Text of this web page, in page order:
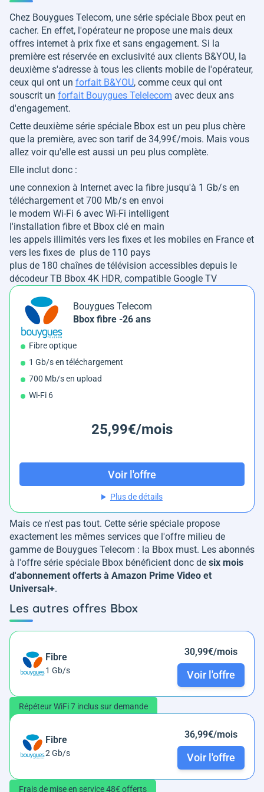
Chez Bouygues Telecom, une série spéciale Bbox peut en
cacher. En effet, l'opérateur ne propose une mais deux
offres internet à prix fixe et sans engagement. Si la
première est réservée en exclusivité aux clients B&YOU, la
deuxième s'adresse à tous les clients mobile de l'opérateur,
ceux qui ont un forfait B&YOU, comme ceux qui ont
souscrit un forfait Bouygues Telelecom avec deux ans
d'engagement.
Cette deuxième série spéciale Bbox est un peu plus chère
que la première, avec son tarif de 34,99€/mois. Mais vous
allez voir qu'elle est aussi un peu plus complète.
Elle inclut donc :
une connexion à Internet avec la fibre jusqu'à 1 Gb/s en
téléchargement et 700 Mb/s en envoi
le modem Wi-Fi 6 avec Wi-Fi intelligent
l'installation fibre et Bbox clé en main
les appels illimités vers les fixes et les mobiles en France et
vers les fixes de plus de 110 pays
plus de 180 chaînes de télévision accessibles depuis le
décodeur TB Bbox 4K HDR, compatible Google TV
Bouygues Telecom
Bbox fibre -26 ans
Fibre optique
1 Gb/s en téléchargement
700 Mb/s en upload
Wi-Fi 6
25,99€/mois
Voir l'offre
Plus de détails
Mais ce n'est pas tout. Cette série spéciale propose
exactement les mêmes services que l'offre milieu de
gamme de Bouygues Telecom : la Bbox must. Les abonnés
à l'offre série spéciale Bbox bénéficient donc de six mois
d'abonnement offerts à Amazon Prime Video et
Universal+.
Les autres offres Bbox
Fibre
1 Gb/s
30,99€/mois
Voir l'offre
Répéteur WiFi 7 inclus sur demande
Fibre
2 Gb/s
36,99€/mois
Voir l'offre
Frais de mise en service 48€ offerts